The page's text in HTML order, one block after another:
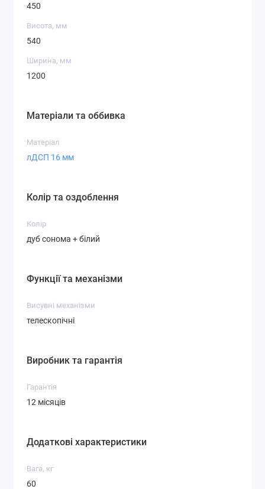
450
Висота, мм
540
Ширина, мм
1200
Матеріали та оббивка
Матеріал
лДСП 16 мм
Колір та оздоблення
Колір
дуб сонома + білий
Функції та механізми
Висувні механізми
телескопічні
Виробник та гарантія
Гарантія
12 місяців
Додаткові характеристики
Вага, кг
60